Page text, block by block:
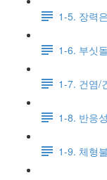
1-5. 장력
1-6. 부싯
1-7. 건염/
1-8. 반응
1-9. 체형